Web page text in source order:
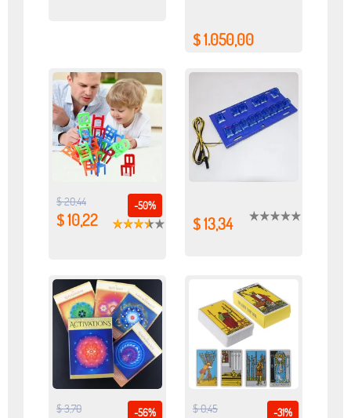
$ 1.050,00
-50%
$ 20,44
$ 10,22 $ 13,34
-56%
$ 3,70 -31%
$ 0,45